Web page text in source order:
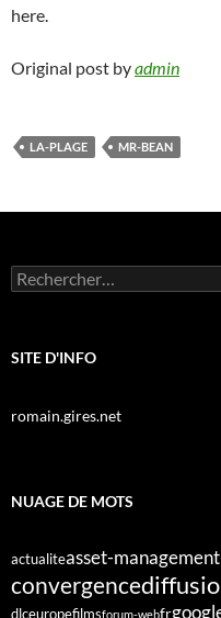
here.
Original post byadmin
LA-PLAGE MR-BEAN
Rechercher :
SITE D'INFO
romain.gires.net
NUAGE DE MOTS
actualiteasset-
convergence
dlceuropefilmsforum-webfr